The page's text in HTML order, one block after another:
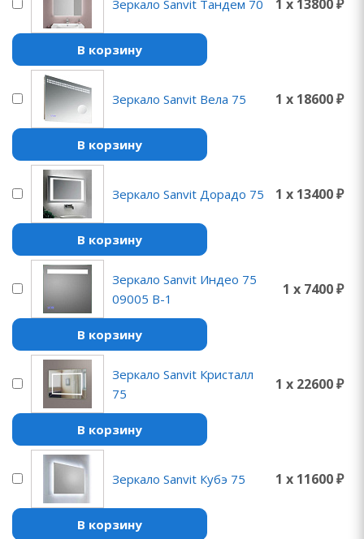
Зеркало Sanvit Тандем 70 1 x 13800 ₽
В корзину
Зеркало Sanvit Вела 75 1 x 18600 ₽
В корзину
Зеркало Sanvit Дорадо 75 1 x 13400 ₽
В корзину
Зеркало Sanvit Индео 75
09005 B-1
1 x 7400 ₽
В корзину
Зеркало Sanvit Кристалл
75
1 x 22600 ₽
В корзину
Зеркало Sanvit Кубэ 75 1 x 11600 ₽
В корзину